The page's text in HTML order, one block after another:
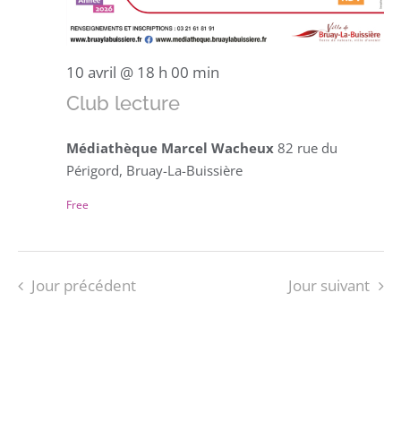
10 avril @ 18 h 00 min
Club lecture
Médiathèque Marcel Wacheux 82 rue du
Périgord, Bruay-La-Buissière
Free
Jour précédent Jour suivant